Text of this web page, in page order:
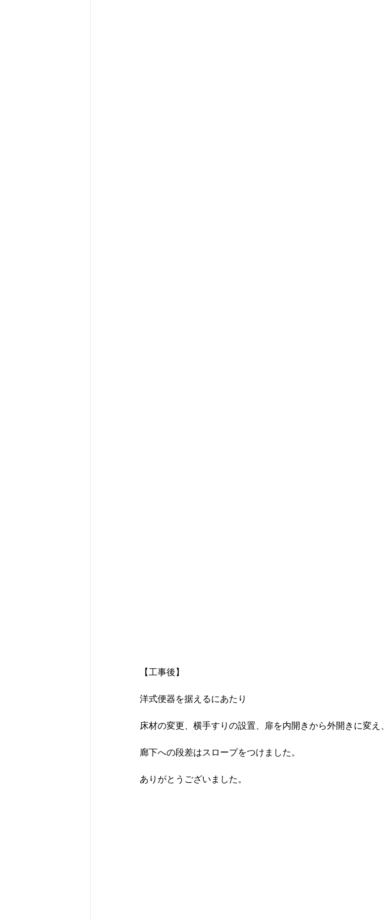
【工事後】
洋式便器を据えるにあたり
床材の変更、横手すりの設置、扉を内開きから外開きに変え、
廊下への段差はスロープをつけました。
ありがとうございました。